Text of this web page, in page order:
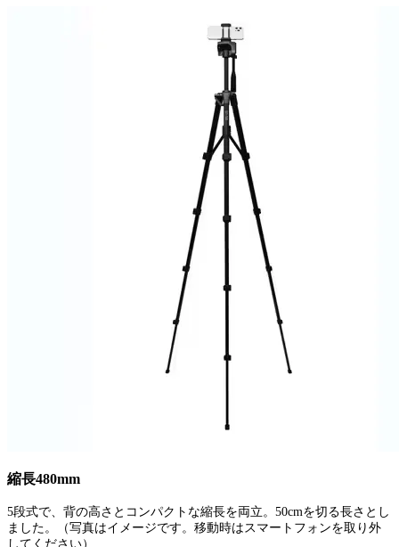
縮長480mm
5段式で、背の高さとコンパクトな縮長を両立。50cmを切る長さとし
ました。（写真はイメージです。移動時はスマートフォンを取り外
してください）